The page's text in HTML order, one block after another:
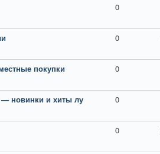
0
0
покупки 0
— новинки и хиты лу 0
0